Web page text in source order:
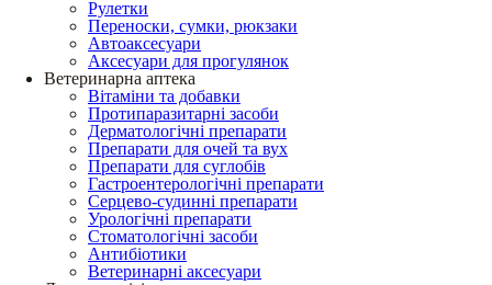
Рулетки
Переноски, сумки, рюкзаки
Автоаксесуари
Аксесуари для прогулянок
Ветеринарна аптека
Вітаміни та добавки
Протипаразитарні засоби
Дерматологічні препарати
Препарати для очей та вух
Препарати для суглобів
Гастроентерологічні препарати
Серцево-судинні препарати
Урологічні препарати
Стоматологічні засоби
Антибіотики
Ветеринарні аксесуари